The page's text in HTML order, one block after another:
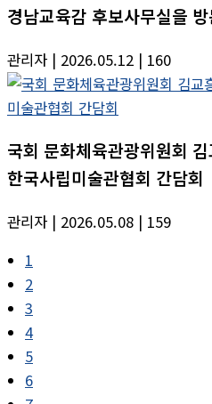
경남교육감 후보사무실을
관리자 | 2026.05.12 | 160
국회 문화체육관광위원회
한국사립미술관협회 간담회
관리자 | 2026.05.08 | 159
1
2
3
4
5
6